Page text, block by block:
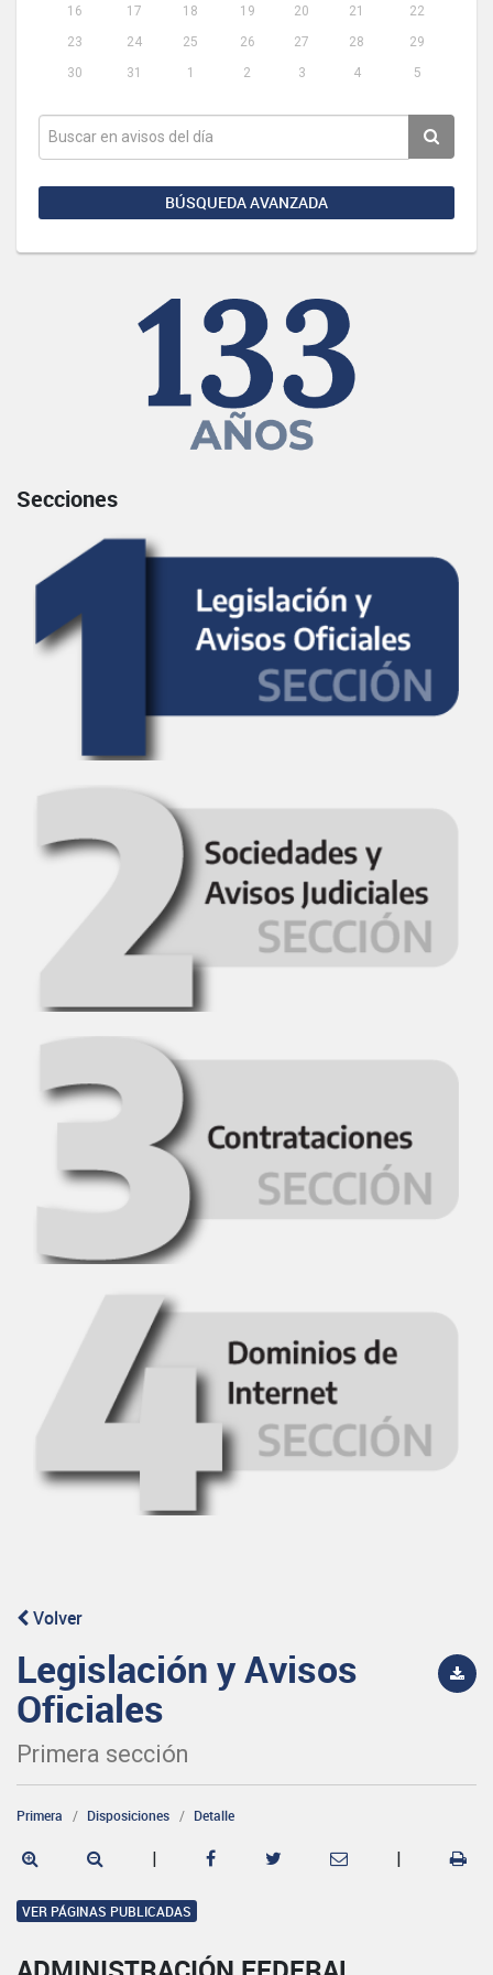
16
17 18 19 20 21
22
23
24 25 26 27 28
29
30
31 1 2 3 4 5
BÚSQUEDA AVANZADA
Secciones
Volver
Legislación y Avisos
Oficiales
Primera sección
Primera Disposiciones Detalle
| |
VER PÁGINAS PUBLICADAS